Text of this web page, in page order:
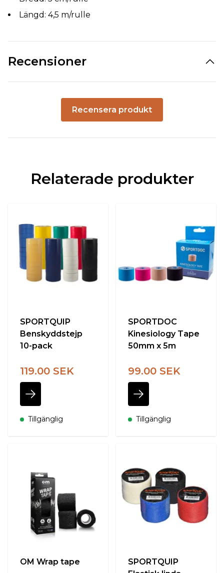
Längd: 4,5 m/rulle
Recensioner
Recensera produkt
Relaterade produkter
SPORTQUIP
Benskyddstejp
10-pack
119.00 SEK
Tillgänglig
SPORTDOC
Kinesiology Tape
50mm x 5m
99.00 SEK
Tillgänglig
OM Wrap tape
SPORTQUIP